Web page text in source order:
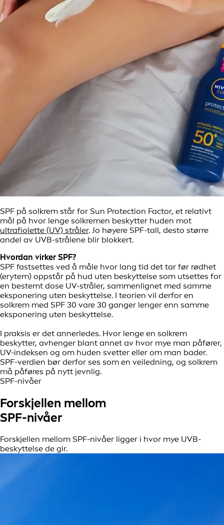
SPF på solkrem står for Sun Protection Factor, et relativt
mål på hvor lenge solkremen beskytter huden mot
ultrafiolette (UV) stråler. Jo høyere SPF-tall, desto større
andel av UVB-strålene blir blokkert.
Hvordan virker SPF?
SPF fastsettes ved å måle hvor lang tid det tar før rødhet
(erytem) oppstår på hud uten beskyttelse som utsettes for
en bestemt dose UV-stråler, sammenlignet med samme
eksponering uten beskyttelse. I teorien vil derfor en
solkrem med SPF 30 vare 30 ganger lenger enn samme
eksponering uten beskyttelse.
I praksis er det annerledes. Hvor lenge en solkrem
beskytter, avhenger blant annet av hvor mye man påfører,
UV-indeksen og om huden svetter eller om man bader.
SPF-verdien bør derfor ses som en veiledning, og solkrem
må påføres på nytt jevnlig.
SPF-nivåer
Forskjellen mellom
SPF-nivåer
Forskjellen mellom SPF-nivåer ligger i hvor mye UVB-
beskyttelse de gir.